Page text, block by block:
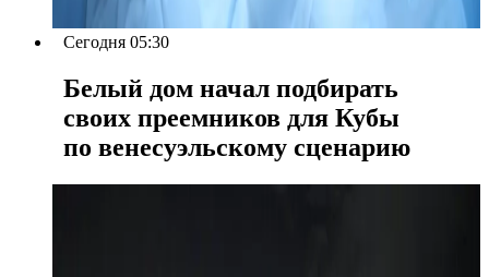
Сегодня 05:30
Белый дом начал подбирать
своих преемников для Кубы
по венесуэльскому сценарию